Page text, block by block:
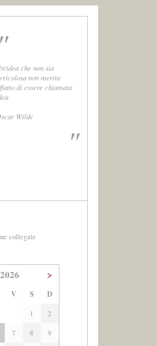
"
che non sia
non merita
di essere chiamata
Wilde
"
collegate
>
V S D
1
2
7 8
9